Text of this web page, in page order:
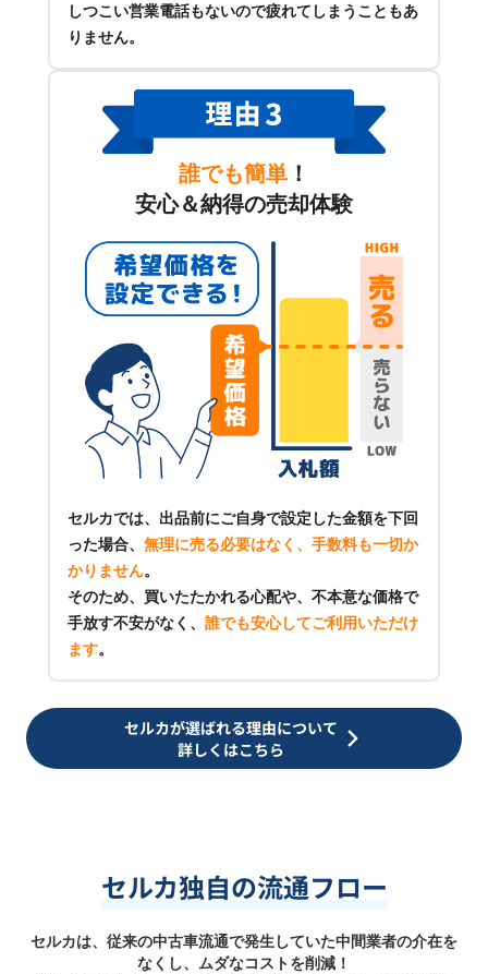
しつこい営業電話もないので疲れてしまうこともあ
りません。
誰でも簡単 ！
安心＆納得の売却体験
セルカでは、出品前にご自身で設定した金額を下回
った場合、 無理に売る必要はなく、手数料も一切か
かりません。
そのため、買いたたかれる心配や、不本意な価格で
手放す不安がなく、 誰でも安心してご利用いただけ
ます。
セルカが選ばれる理由について
詳しくはこちら
セルカ独自の流通フロー
セルカは、従来の中古車流通で発生していた中間業者の介在を
なくし、ムダなコストを削減！